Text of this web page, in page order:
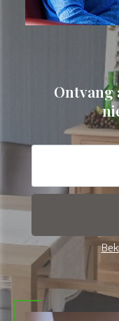
Ontvang